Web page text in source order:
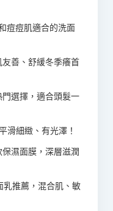
痘痘肌適合的洗面
善、舒緩冬季癢首
選擇，適合頭髮一
滑細緻、有光澤！
保濕面膜，深層滋潤
乳推薦，混合肌、敏